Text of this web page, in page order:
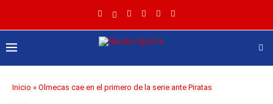
Inicio » Olmecas cae en el primero de la serie ante Piratas